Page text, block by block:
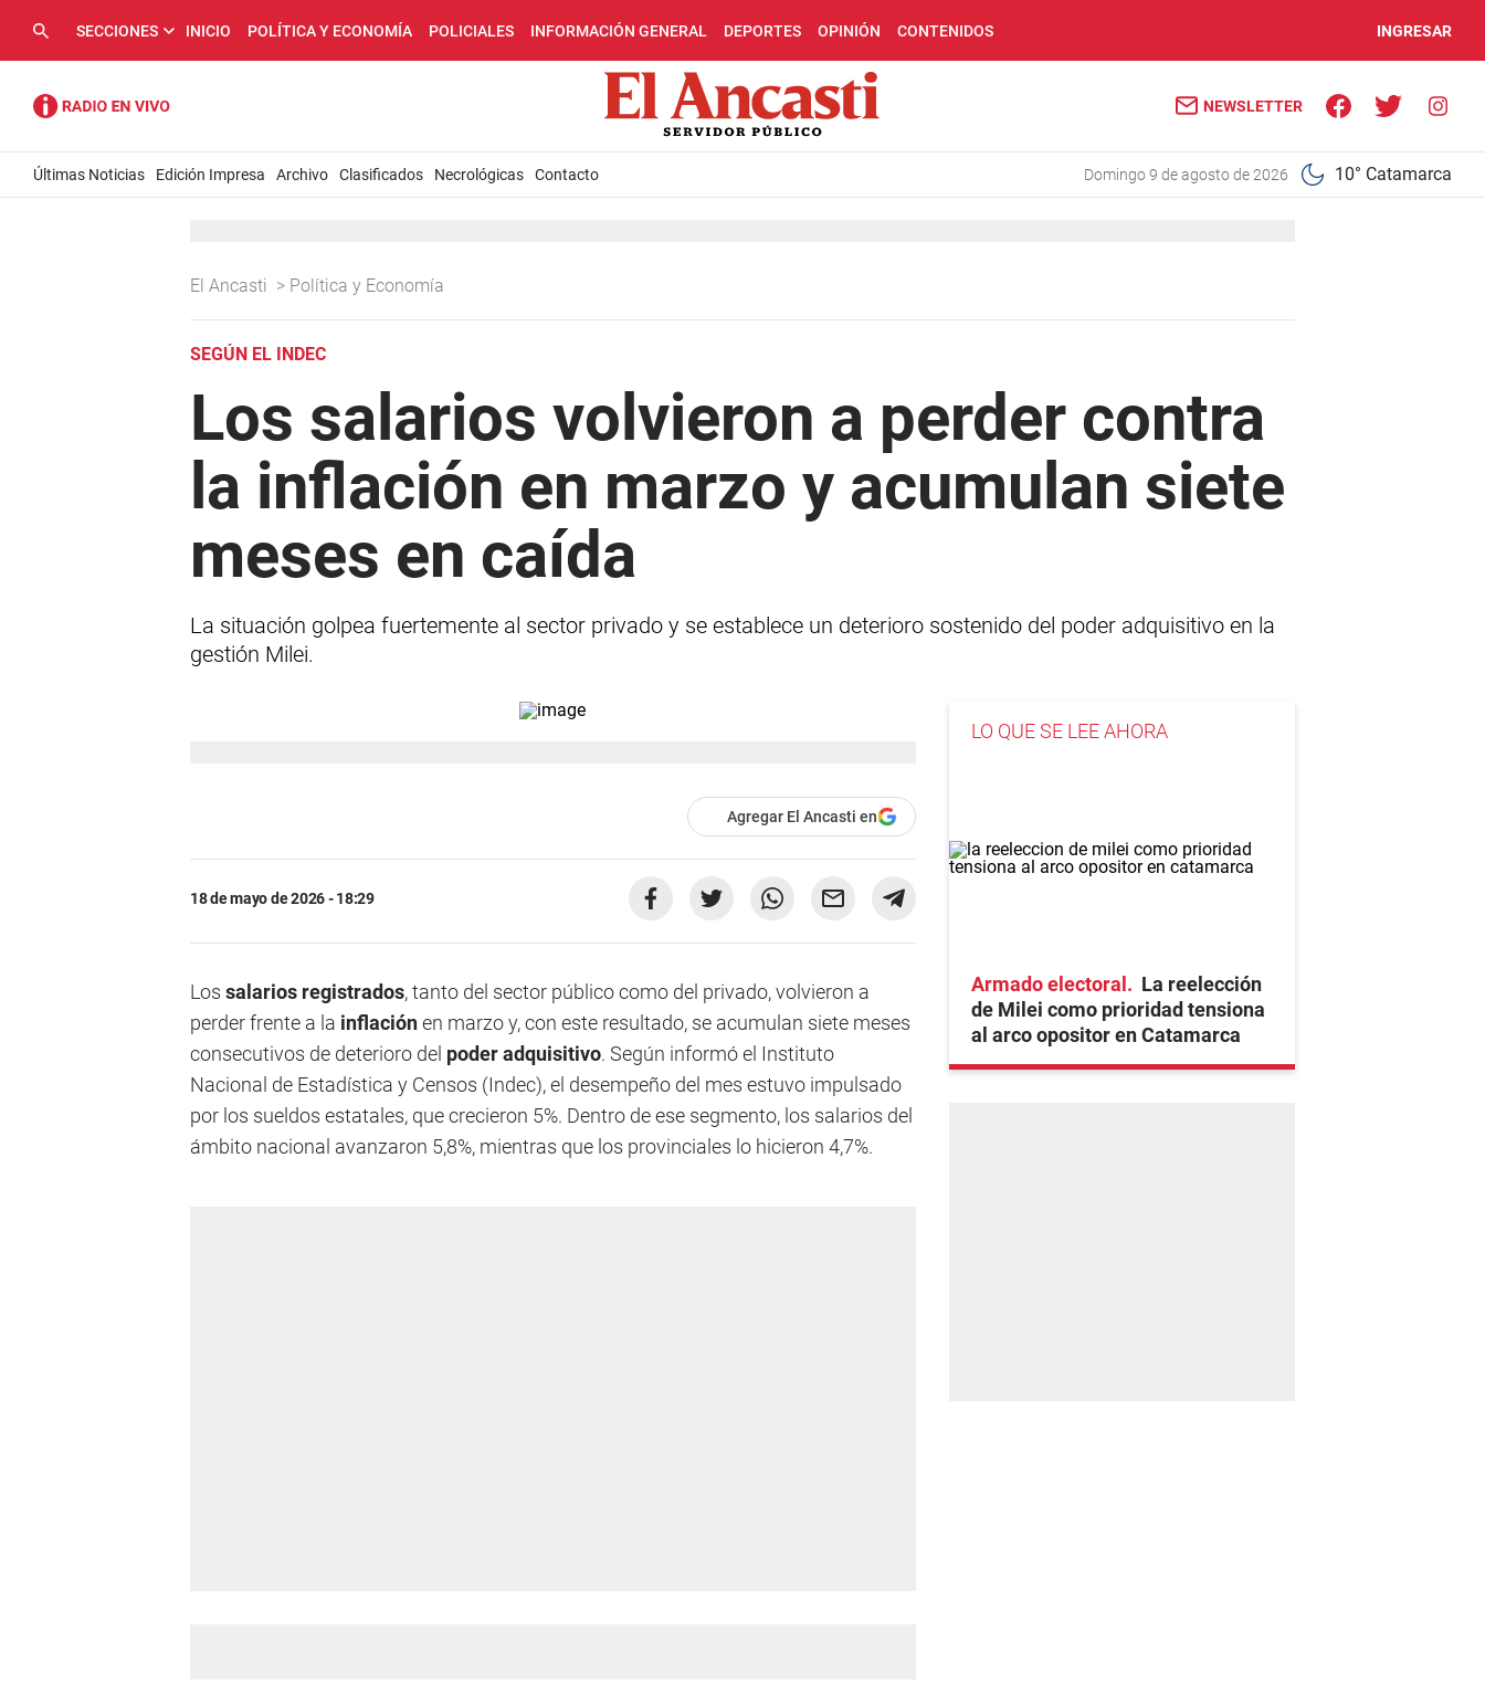
SECCIONES INICIO POLÍTICA Y ECONOMÍA POLICIALES INFORMACIÓN GENERAL DEPORTES OPINIÓN CONTENIDOS INGRESAR
NEWSLETTER
Últimas Noticias Edición Impresa Archivo Clasificados Necrológicas Contacto domingo 9 de agosto de 2026 10° Catamarca
El Ancasti > Política y Economía
SEGÚN EL INDEC
Los salarios volvieron a perder contra
la inflación en marzo y acumulan siete
meses en caída
La situación golpea fuertemente al sector privado y se establece un deterioro sostenido del poder adquisitivo en la
gestión Milei.
Agregar El Ancasti en
18 de mayo de 2026 - 18:29
Los salarios registrados, tanto del sector público como del privado, volvieron a
perder frente a la inflaciónen marzo y, con este resultado, se acumulan siete meses
consecutivos de deterioro del poder adquisitivo. Según informó el Instituto
Nacional de Estadística y Censos (Indec), el desempeño del mes estuvo impulsado
por los sueldos estatales, que crecieron 5%. Dentro de ese segmento, los salarios del
ámbito nacional avanzaron 5,8%, mientras que los provinciales lo hicieron 4,7%.
LO QUE SE LEE AHORA
Armado electoral
La reelección
de Milei como prioridad tensiona
al arco opositor en Catamarca